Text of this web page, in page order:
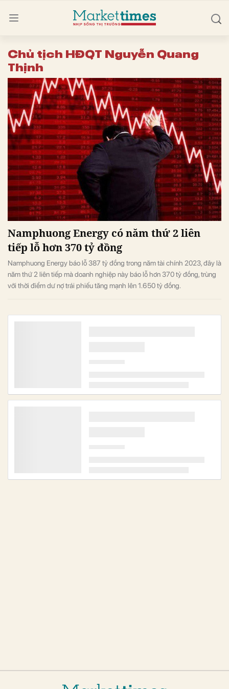
Chủ tịch HĐQT Nguyễn Quang
Thịnh
Namphuong Energy có năm thứ 2 liên
tiếp lỗ hơn 370 tỷ đồng
Namphuong Energy báo lỗ 387 tỷ đồng trong năm tài chính 2023, đây là
năm thứ 2 liên tiếp mà doanh nghiệp này báo lỗ hơn 370 tỷ đồng, trùng
với thời điểm dư nợ trái phiếu tăng mạnh lên 1.650 tỷ đồng.